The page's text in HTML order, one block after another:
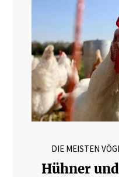
DIE MEISTEN
Hühner